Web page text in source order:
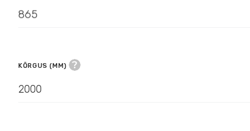
865
KÕRGUS (MM)
2000